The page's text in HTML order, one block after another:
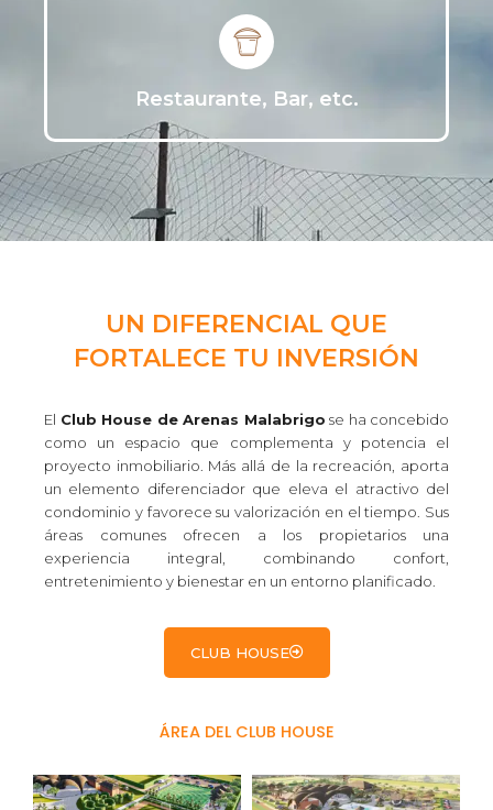
Restaurante, Bar, etc.
UN DIFERENCIAL QUE
FORTALECE TU INVERSIÓN
El Club House de Arenas Malabrigo se ha concebido
como un espacio que complementa y potencia el
proyecto inmobiliario. Más allá de la recreación, aporta
un elemento diferenciador que eleva el atractivo del
condominio y favorece su valorización en el tiempo. Sus
áreas comunes ofrecen a los propietarios una
experiencia integral, combinando confort,
entretenimiento y bienestar en un entorno planificado.
CLUB HOUSE
ÁREA DEL CLUB HOUSE